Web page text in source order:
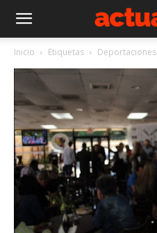
Inicio Etiquetas Deportaciones